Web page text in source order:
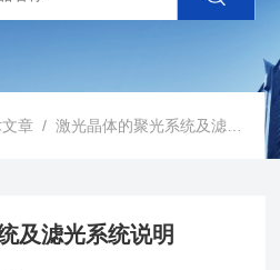
章 / 激光晶体的聚光系统及滤光系统说明
及滤光系统说明